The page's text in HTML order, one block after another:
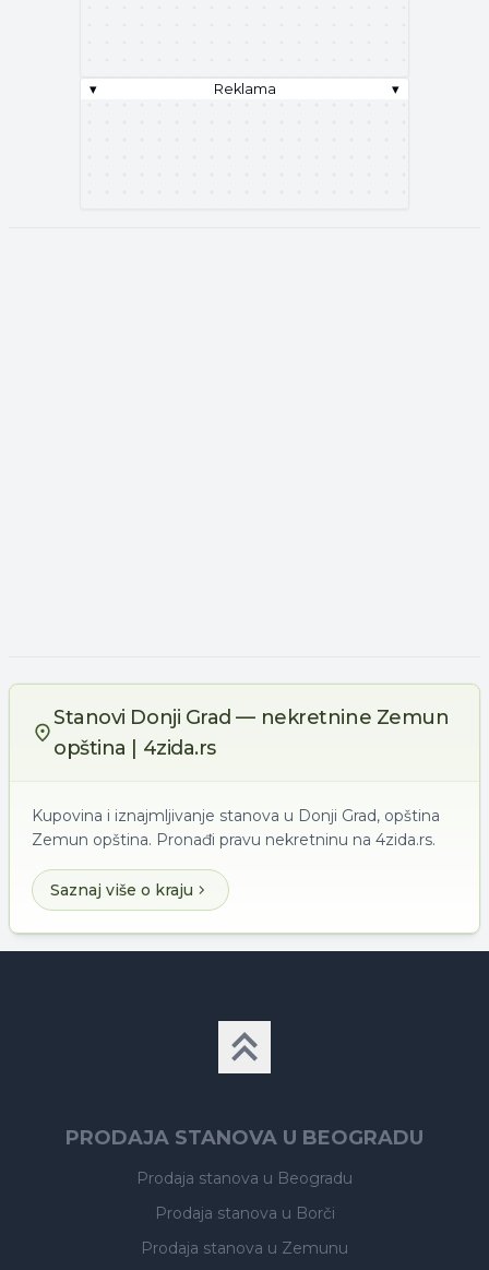
▾ Reklama ▾
Stanovi Donji Grad — nekretnine Zemun
opština | 4zida.rs
Kupovina i iznajmljivanje stanova u Donji Grad, opština
Zemun opština. Pronađi pravu nekretninu na 4zida.rs.
Saznaj više o kraju
PRODAJA STANOVA U BEOGRADU
Prodaja stanova u Beogradu
Prodaja stanova u Borči
Prodaja stanova u Zemunu